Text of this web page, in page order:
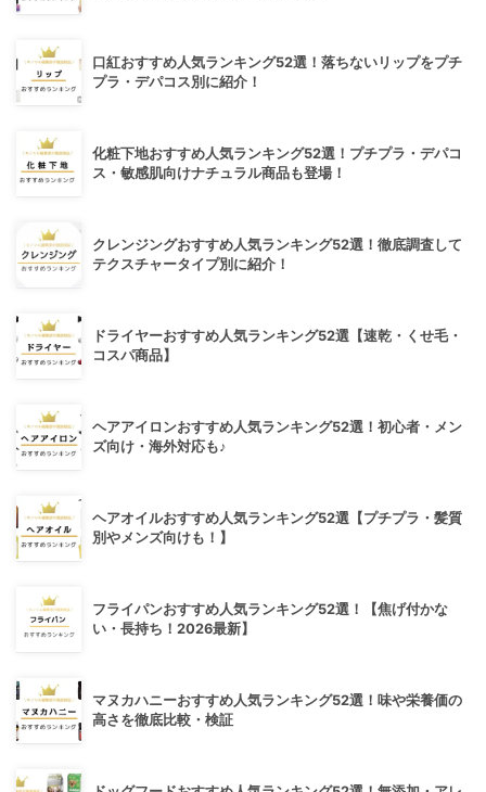
口紅おすすめ人気ランキング52選！落ちないリップをプチ
プラ・デパコス別に紹介！
化粧下地おすすめ人気ランキング52選！プチプラ・デパコ
ス・敏感肌向けナチュラル商品も登場！
クレンジングおすすめ人気ランキング52選！徹底調査して
テクスチャータイプ別に紹介！
ドライヤーおすすめ人気ランキング52選【速乾・くせ毛・
コスパ商品】
ヘアアイロンおすすめ人気ランキング52選！初心者・メン
ズ向け・海外対応も♪
ヘアオイルおすすめ人気ランキング52選【プチプラ・髪質
別やメンズ向けも！】
フライパンおすすめ人気ランキング52選！【焦げ付かな
い・長持ち！2026最新】
マヌカハニーおすすめ人気ランキング52選！味や栄養価の
高さを徹底比較・検証